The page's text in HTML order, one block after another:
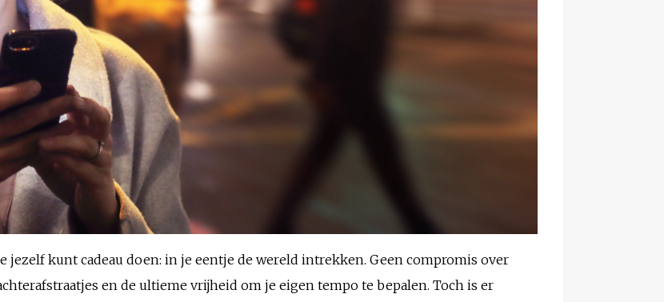
jezelf kunt cadeau doen: in je eentje de wereld intrekken. Geen compromis over
en de ultieme vrijheid om je eigen tempo te bepalen. Toch is er